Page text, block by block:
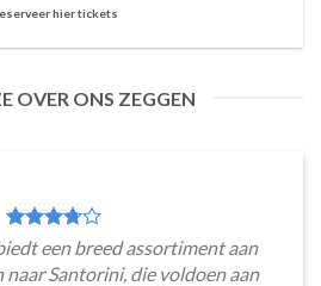
hier tickets
OVER ONS ZEGGEN
een breed assortiment aan
Santorini, die voldoen aan